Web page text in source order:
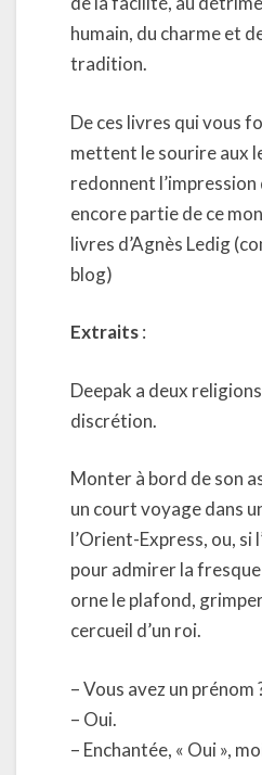
humain, du charme et
tradition.
De ces livres qui vous
mettent le sourire aux
redonnent
encore partie de ce
livres d’Agnès Ledig
blog)
Extraits:
Deepak a deux
discrétion.
Monter à bord de son
un court voyage dans
l’Orient-Express, ou, si
pour admirer la
orne le plafond,
cercueil d’un roi.
– Vous avez un
– Oui.
– Enchantée, « Oui »,